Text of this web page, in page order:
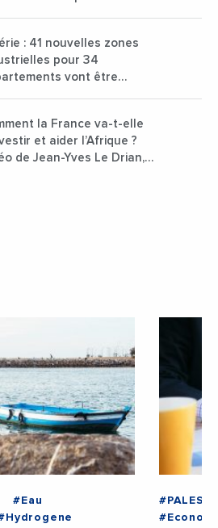
: 41 nouvelles zones
pour 34
vont être
la France va-t-elle
et aider l’Afrique ?
de Jean-Yves Le Drian,
#Eau